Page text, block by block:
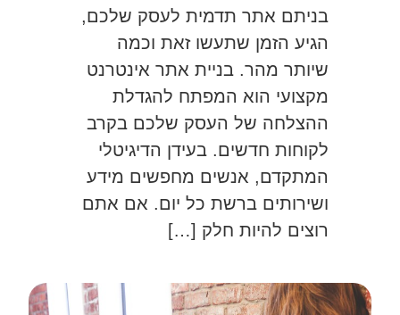
בניתם אתר תדמית לעסק שלכם,
הגיע הזמן שתעשו זאת וכמה
שיותר מהר. בניית אתר אינטרנט
מקצועי הוא המפתח להגדלת
ההצלחה של העסק שלכם בקרב
לקוחות חדשים. בעידן הדיגיטלי
המתקדם, אנשים מחפשים מידע
ושירותים ברשת כל יום. אם אתם
רוצים להיות חלק […]